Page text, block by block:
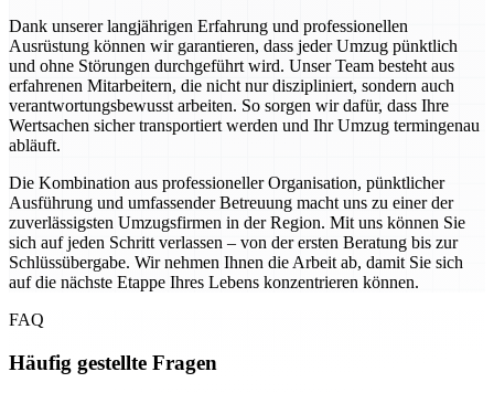
Dank unserer langjährigen Erfahrung und professionellen
Ausrüstung können wir garantieren, dass jeder Umzug pünktlich
und ohne Störungen durchgeführt wird. Unser Team besteht aus
erfahrenen Mitarbeitern, die nicht nur diszipliniert, sondern auch
verantwortungsbewusst arbeiten. So sorgen wir dafür, dass Ihre
Wertsachen sicher transportiert werden und Ihr Umzug termingenau
abläuft.
Die Kombination aus professioneller Organisation, pünktlicher
Ausführung und umfassender Betreuung macht uns zu einer der
zuverlässigsten Umzugsfirmen in der Region. Mit uns können Sie
sich auf jeden Schritt verlassen – von der ersten Beratung bis zur
Schlüssübergabe. Wir nehmen Ihnen die Arbeit ab, damit Sie sich
auf die nächste Etappe Ihres Lebens konzentrieren können.
FAQ
Häufig gestellte Fragen